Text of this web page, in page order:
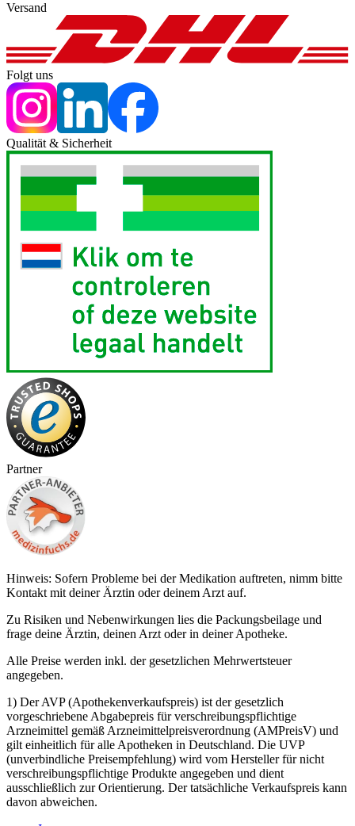
Versand
Folgt uns
Qualität & Sicherheit
Partner
Hinweis: Sofern Probleme bei der Medikation auftreten, nimm bitte
Kontakt mit deiner Ärztin oder deinem Arzt auf.
Zu Risiken und Nebenwirkungen lies die Packungsbeilage und
frage deine Ärztin, deinen Arzt oder in deiner Apotheke.
Alle Preise werden inkl. der gesetzlichen Mehrwertsteuer
angegeben.
1) Der AVP (Apothekenverkaufspreis) ist der gesetzlich
vorgeschriebene Abgabepreis für verschreibungspflichtige
Arzneimittel gemäß Arzneimittelpreisverordnung (AMPreisV) und
gilt einheitlich für alle Apotheken in Deutschland. Die UVP
(unverbindliche Preisempfehlung) wird vom Hersteller für nicht
verschreibungspflichtige Produkte angegeben und dient
ausschließlich zur Orientierung. Der tatsächliche Verkaufspreis kann
davon abweichen.